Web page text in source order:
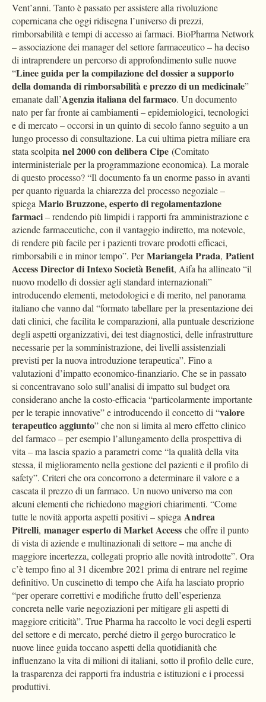
Vent’anni. Tanto è passato per assistere alla rivoluzione
copernicana che oggi ridisegna l’universo di prezzi,
rimborsabilità e tempi di accesso ai farmaci. BioPharma Network
– associazione dei manager del settore farmaceutico – ha deciso
di intraprendere un percorso di approfondimento sulle nuove
“Linee guida per la compilazione del dossier a supporto
della domanda di rimborsabilità e prezzo di un medicinale”
emanate dall’Agenzia italiana del farmaco. Un documento
nato per far fronte ai cambiamenti – epidemiologici, tecnologici
e di mercato – occorsi in un quinto di secolo fanno seguito a un
lungo processo di consultazione. La cui ultima pietra miliare era
stata scolpita nel 2000 con delibera Cipe (Comitato
interministeriale per la programmazione economica). La morale
di questo processo? “Il documento fa un enorme passo in avanti
per quanto riguarda la chiarezza del processo negoziale –
spiega Mario Bruzzone, esperto di regolamentazione
farmaci– rendendo più limpidi i rapporti fra amministrazione e
aziende farmaceutiche, con il vantaggio indiretto, ma notevole,
di rendere più facile per i pazienti trovare prodotti efficaci,
rimborsabili e in minor tempo”. PerMariangela Prada, Patient
Access Director di Intexo Società Benefit, Aifa ha allineato “il
nuovo modello di dossier agli standard internazionali”
introducendo elementi, metodologici e di merito, nel panorama
italiano che vanno dal “formato tabellare per la presentazione dei
dati clinici, che facilita le comparazioni, alla puntuale descrizione
degli aspetti organizzativi, dei test diagnostici, delle infrastrutture
necessarie per la somministrazione, dei livelli assistenziali
previsti per la nuova introduzione terapeutica”. Fino a
valutazioni d’impatto economico-finanziario. Che se in passato
si concentravano solo sull’analisi di impatto sul budget ora
considerano anche la costo-efficacia “particolarmente importante
per le terapie innovative” e introducendo il concetto di “valore
terapeutico aggiunto” che non si limita al mero effetto clinico
del farmaco – per esempio l’allungamento della prospettiva di
vita – ma lascia spazio a parametri come “la qualità della vita
stessa, il miglioramento nella gestione del pazienti e il profilo di
safety”. Criteri che ora concorrono a determinare il valore e a
cascata il prezzo di un farmaco. Un nuovo universo ma con
alcuni elementi che richiedono maggiori chiarimenti. “Come
tutte le novità apporta aspetti positivi – spiega Andrea
Pitrelli, manager esperto di Market Access che offre il punto
di vista di aziende e multinazionali di settore – ma anche di
maggiore incertezza, collegati proprio alle novità introdotte”. Ora
c’è tempo fino al 31 dicembre 2021 prima di entrare nel regime
definitivo. Un cuscinetto di tempo che Aifa ha lasciato proprio
“per operare correttivi e modifiche frutto dell’esperienza
concreta nelle varie negoziazioni per mitigare gli aspetti di
maggiore criticità”. True Pharma ha raccolto le voci degli esperti
del settore e di mercato, perché dietro il gergo burocratico le
nuove linee guida toccano aspetti della quotidianità che
influenzano la vita di milioni di italiani, sotto il profilo delle cure,
la trasparenza dei rapporti fra industria e istituzioni e i processi
produttivi.